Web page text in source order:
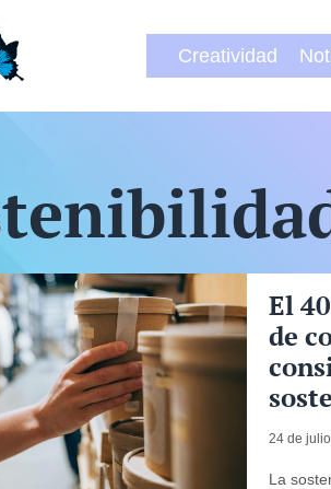
Creatividad
El
de
24 de
La